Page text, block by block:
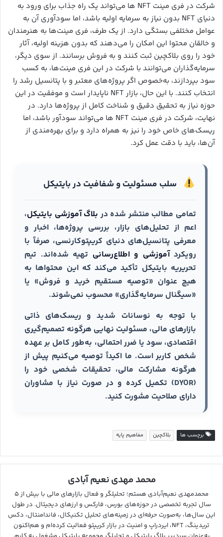
شرکت در فری مینت NFT ها می‌تواند یک راه جذاب برای ورود به
دنیای NFT بدون نیاز به سرمایه اولیه باشد، اما سودآوری آن به
عوامل مختلفی بستگی دارد. از یک طرف، فری مینت‌ها به هنرمندان
و خالقان محتوا این امکان را می‌دهند که بدون هزینه اولیه، آثار
خود را روی بلاکچین ثبت کنند و به فروش برسانند. از سوی دیگر،
سرمایه‌گذاران می‌توانند با شرکت در این فری مینت‌ها، به کسب
سود بپردازند، به‌خصوص اگر پروژه‌های معتبر و با پتانسیل رشد را
انتخاب کنند. با این حال، بازار NFT ناپایدار است و موفقیت در این
حوزه نیاز به تحقیق دقیق و شناخت کامل از پروژه‌ها دارد. در
نهایت، شرکت در فری مینت NFT ها می‌تواند سودآور باشد، اما
ریسک‌های خاص خود را نیز به همراه دارد و برای بهره‌مندی از
آن‌ها، باید با دقت عمل کرد.
سلب مسئولیت و شفافیت در بایتیکل
تمامی مطالب منتشر شده در بلاگ آموزشی بایتیکل،
اعم از تحلیل‌های بازار، بررسی پروژه‌ها، اخبار و
معرفی پتانسیل‌های دنیای کریپتوکارنسی، صرفاً با
رویکردآموزشی و اطلاع‌رسانی تهیه شده‌اند. تیم
تحریریه بایتیکل تأکید می‌کند که این محتواها به
هیچ عنوان «توصیه مستقیم خرید و فروش» یا
«سیگنال سرمایه‌گذاری» محسوب نمی‌شوند.
با توجه به نوسانات شدید و ریسک‌های ذاتی
بازارهای مالی، مسئولیت نهایی هرگونه تصمیم‌گیری
اقتصادی، سود یا ضرر احتمالی، به‌طور کامل بر عهده
شخص کاربر است. ما اکیداً توصیه می‌کنیم پیش از
هرگونه مشارکت مالی، تحقیقات شخصی خود را
(DYOR) تکمیل کرده و در صورت نیاز با مشاوران
دارای صلاحیت مشورت کنید.
برچسب ها بلاکچین مفاهیم پایه
محمد مهدی نعیم آبادی
محمدمهدی نعیم‌آبادی هستم؛ تحلیلگر و فعال بازارهای مالی با بیش از ۵
سال تجربه تخصصی در حوزه‌های بورس، فارکس و ارزهای دیجیتال. در طول
این سال‌ها، به‌صورت حرفه‌ای در زمینه‌های تحلیل تکنیکال، فاندامنتال، دکس
تریدینگ، NFT، ایردراپ و امنیت در بازار کریپتو فعالیت کرده‌ام و هم‌اکنون